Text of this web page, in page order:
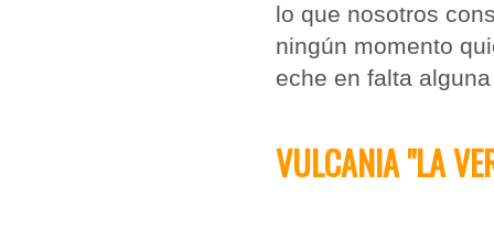
lo que nosotros
ningún momento
eche en falta
VULCANIA "LA